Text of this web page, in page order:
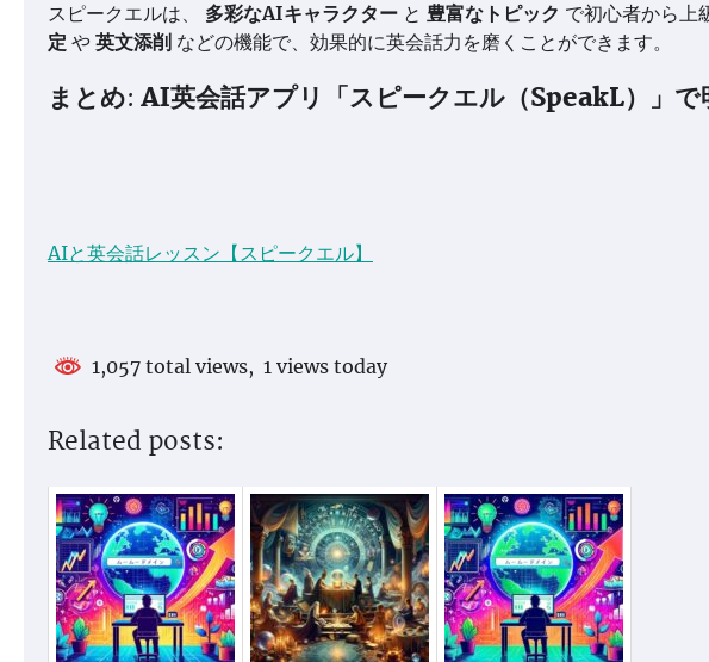
スピークエルは、 多彩なAIキャラクター と 豊富なトピック で初心者から上
定 や 英文添削 などの機能で、効果的に英会話力を磨くことができます。
まとめ: AI英会話アプリ「スピークエル（SpeakL）」で
AIと英会話レッスン【スピークエル】
1,057 total views, 1 views today
Related posts: